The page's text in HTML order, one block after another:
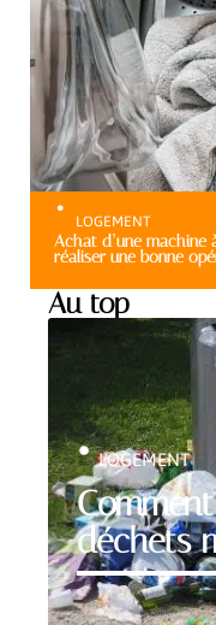
LOGEMENT
Achat d’une machine
réaliser une bonne
Au top
déchets
LOGEMENT